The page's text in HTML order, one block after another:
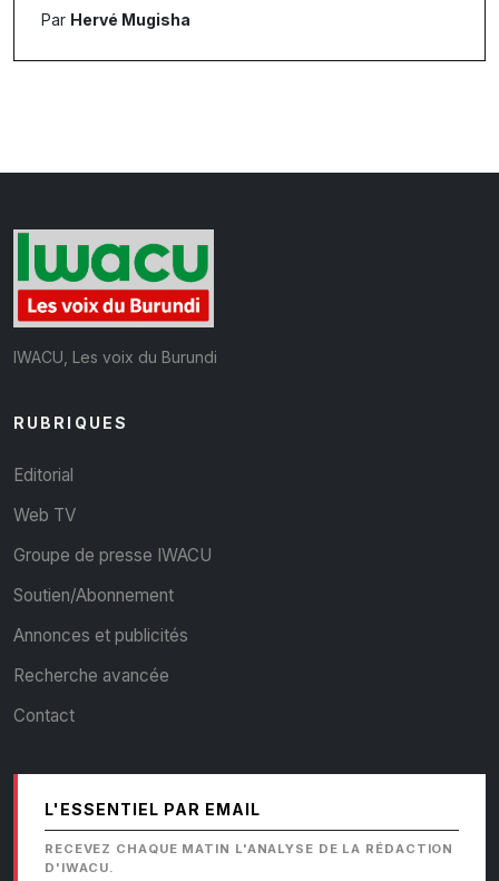
Par Hervé Mugisha
IWACU, Les voix du Burundi
RUBRIQUES
Editorial
Web TV
Groupe de presse IWACU
Soutien/Abonnement
Annonces et publicités
Recherche avancée
Contact
L'ESSENTIEL PAR EMAIL
RECEVEZ CHAQUE MATIN L'ANALYSE DE LA RÉDACTION
D'IWACU.